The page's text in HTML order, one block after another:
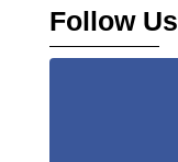
Follow Us